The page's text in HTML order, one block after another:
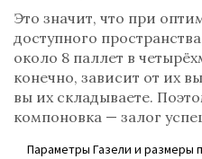
Это значит, что при
доступного
около 8 паллет в
конечно, зависит от их
вы их складываете.
компоновка — залог
Параметры Газели и размеры